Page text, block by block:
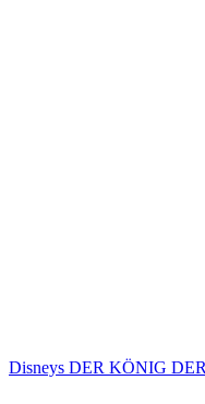
Disneys DER KÖNIG